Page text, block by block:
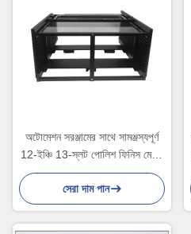
অটোমেশন সরঞ্জামের সাথে সামঞ্জস্যপূর্ণ
12-ইঞ্চি 13-স্লট পোলিশ ফিনিস মেটাল
ওয়েফার ক্যারিয়ার
সেরা দাম পান